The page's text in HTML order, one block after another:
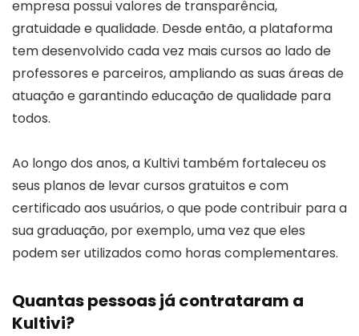
empresa possui valores de transparência,
gratuidade e qualidade. Desde então, a plataforma
tem desenvolvido cada vez mais cursos ao lado de
professores e parceiros, ampliando as suas áreas de
atuação e garantindo educação de qualidade para
todos.
Ao longo dos anos, a Kultivi também fortaleceu os
seus planos de levar cursos gratuitos e com
certificado aos usuários, o que pode contribuir para a
sua graduação, por exemplo, uma vez que eles
podem ser utilizados como horas complementares.
Quantas pessoas já contrataram a
Kultivi?